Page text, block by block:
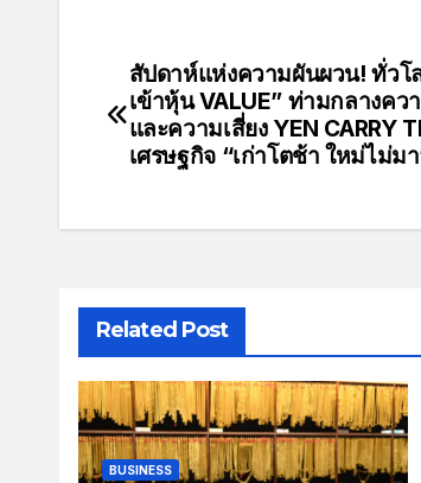
สัปดาห์แห่งความผันผวน! ทั่วโ
เข้าหุ้น VALUE” ท่ามกลางคว
และความเสี่ยง YEN CARRY
เศรษฐกิจ “เก่าโตช้า ใหม่ไม่ม
Related Post
BUSINESS